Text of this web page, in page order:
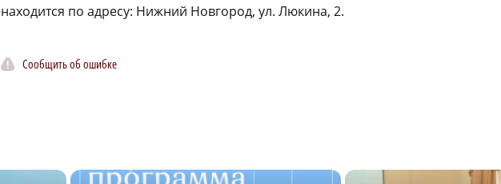
находится по адресу: Нижний Новгород, ул. Люкина, 2.
Сообщить об ошибке